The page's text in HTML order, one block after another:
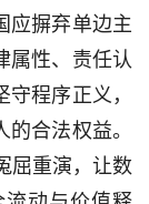
应摒弃单边主
属性、责任认
程序正义，
合法权益。
屈重演，让数